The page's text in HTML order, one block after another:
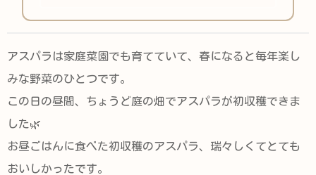
アスパラは家庭菜園でも育てていて、春になると毎年楽し
みな野菜のひとつです。
この日の昼間、ちょうど庭の畑でアスパラが初収穫できま
した🌿
お昼ごはんに食べた初収穫のアスパラ、瑞々しくてとても
おいしかったです。